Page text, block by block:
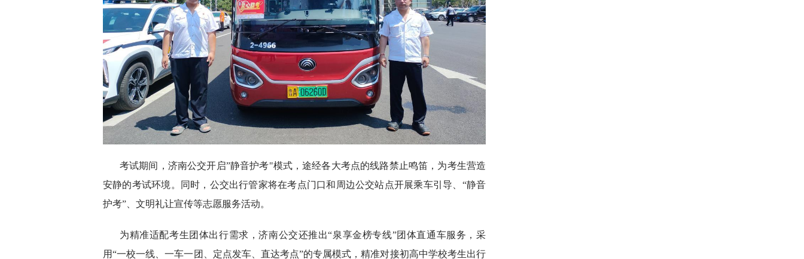
考试期间，济南公交开启”静音护考"模式，途经各大考点的线路禁止鸣笛，为考生营造
安静的考试环境。同时，公交出行管家将在考点门口和周边公交站点开展乘车引导、“静音
护考”、文明礼让宣传等志愿服务活动。
为精准适配考生团体出行需求，济南公交还推出“泉享金榜专线”团体直通车服务，采
用“一校一线、一车一团、定点发车、直达考点”的专属模式，精准对接初高中学校考生出行